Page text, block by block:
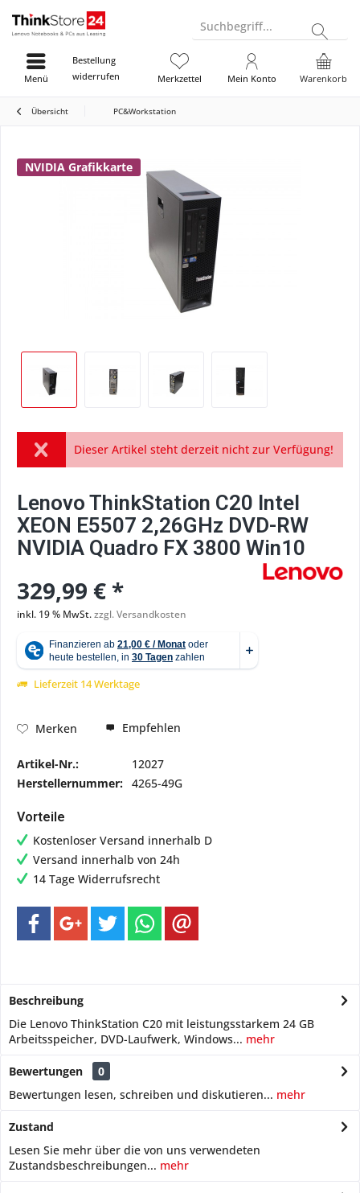
Suchbegriff...
Bestellung
widerrufen
Warenkorb
Merkzettel Mein Konto
Menü
Übersicht PC&Workstation
NVIDIA Grafikkarte
Dieser Artikel steht derzeit nicht zur Verfügung!
Lenovo ThinkStation C20 Intel
XEON E5507 2,26GHz DVD-RW
NVIDIA Quadro FX 3800 Win10
329,99 € *
inkl. 19 % MwSt.zzgl. Versandkosten
Lieferzeit 14 Werktage
Merken Empfehlen
Artikel-Nr.:
12027
Herstellernummer: 4265-49G
Vorteile
Kostenloser Versand innerhalb D
Versand innerhalb von 24h
14 Tage Widerrufsrecht
Beschreibung
Die Lenovo ThinkStation C20 mit leistungsstarkem 24 GB
Arbeitsspeicher, DVD-Laufwerk, Windows... mehr
Bewertungen
0
Bewertungen lesen, schreiben und diskutieren... mehr
Zustand
Lesen Sie mehr über die von uns verwendeten
Zustandsbeschreibungen... mehr